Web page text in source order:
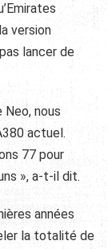
version
lancer de
Neo, nous
actuel.
77 pour
», a-t-il dit.
années
la totalité de